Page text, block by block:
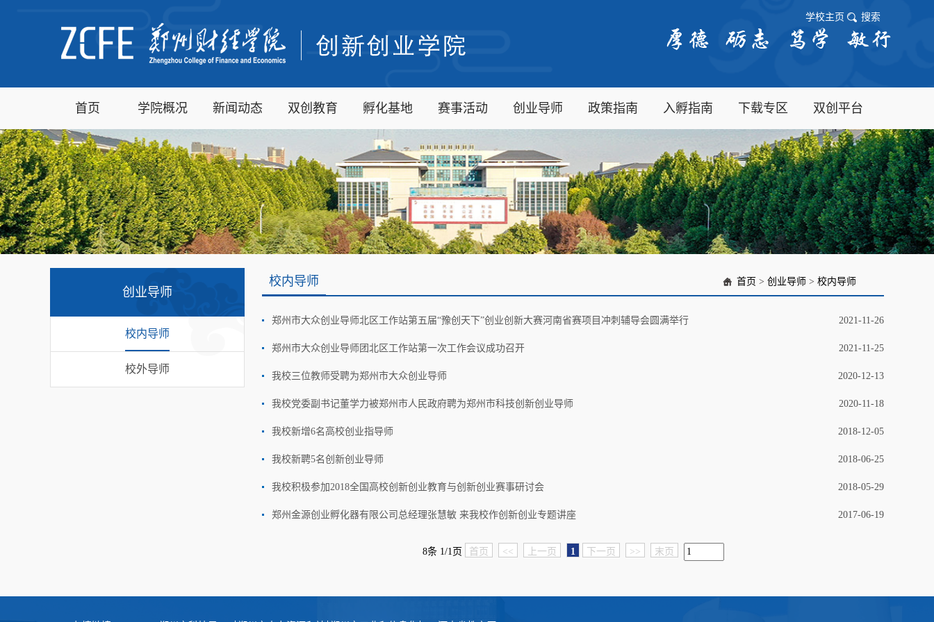
学校主页 搜索
首页 学院概况 新闻动态 双创教育 孵化基地 赛事活动 创业导师 政策指南 入孵指南 下载专区 双创平台
创业导师
校内导师
校外导师
校内导师 首页 > 创业导师 > 校内导师
郑州市大众创业导师北区工作站第五届“豫创天下”创业创新大赛河南省赛项目冲刺辅导会圆满举行 2021-11-26
郑州市大众创业导师团北区工作站第一次工作会议成功召开 2021-11-25
我校三位教师受聘为郑州市大众创业导师 2020-12-13
我校党委副书记董学力被郑州市人民政府聘为郑州市科技创新创业导师 2020-11-18
我校新增6名高校创业指导师 2018-12-05
我校新聘5名创新创业导师 2018-06-25
我校积极参加2018全国高校创新创业教育与创新创业赛事研讨会 2018-05-29
郑州金源创业孵化器有限公司总经理张慧敏 来我校作创新创业专题讲座 2017-06-19
8条 1/1页 首页 << 上一页 1 下一页 >> 末页